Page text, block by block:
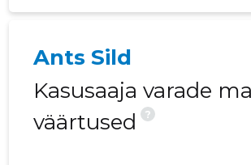
Ants Sild
Kasusaaja varade
väärtused
?